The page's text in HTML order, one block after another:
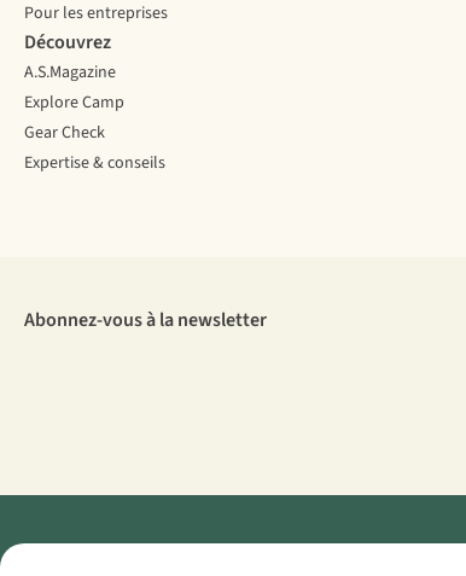
Pour les entreprises
Découvrez
A.S.Magazine
Explore Camp
Gear Check
Expertise & conseils
Abonnez-vous à la newsletter